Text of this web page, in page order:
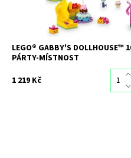
LEGO® GABBY'S DOLLHOUSE™
PÁRTY-MÍSTNOST
1 219 Kč